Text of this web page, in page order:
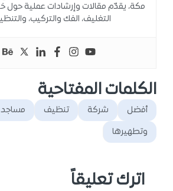
مكة، يقدّم مقالات وإرشادات عملية حول
التغليف، الفك والتركيب،
الكلمات المفتاحية
أفضل شركة تنظيف مساجد
وتطهيرها
اترك تعليقاً